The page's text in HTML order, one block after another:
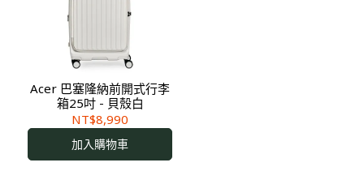
Acer 巴塞隆納前開式行李
箱25吋 - 貝殼白
NT$8,990
加入購物車